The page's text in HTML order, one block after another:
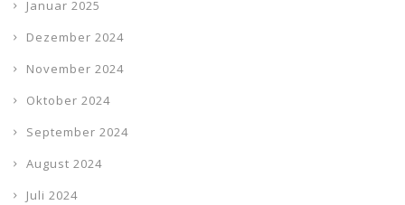
Januar 2025
Dezember 2024
November 2024
Oktober 2024
September 2024
August 2024
Juli 2024